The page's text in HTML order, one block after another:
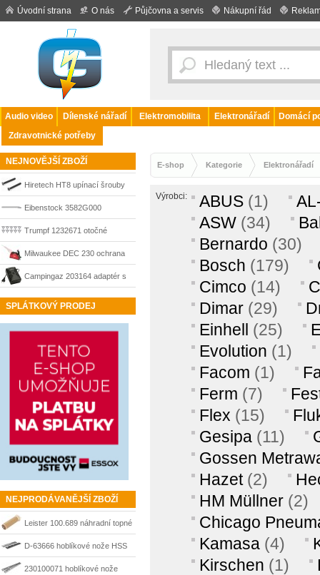
Úvodní strana O nás Půjčovna a servis Nákupní řád
Audio video Dílenské nářadí Elektromobilita Elektronářadí
Domácí
Zdravotnické potřeby
NEJNOVĚJŠÍ ZBOŽÍ
Hiretech HT8 upínací šrouby
lišty, 2 ks
Eibenstock 3582G000
nástavec pro pojízdný stojan
EBW 1300, prodloužení
pracovní výšky na 2,3 m
Trumpf 1232671 otočné
destičky ST Radius 3 pro
TruTool TKA 300 / 500 / 700,
Milwaukee DEC 230 ochrana
proti prachu pro úhlové brusky
180–230 mm, 4932459340
Campingaz 203164 adaptér s
usměrňovačem 230V/12V pro
SPLÁTKOVÝ PRODEJ
NEJPRODÁVANĚJŠÍ ZBOŽÍ
Leister 100.689 náhradní topné
těleso Typ 33 pro Triac S /
Diode S, 230 V - 1550 W
D-63666 hoblíkové nože HSS
170 mm Makita
230100071 hoblíkové nože
E-shop Kategorie Elektronářadí
Výrobci: ABUS (1)
ASW (34)
Bernardo (30)
Bosch (179)
Cimco (14)
Dimar (29)
Einhell (25)
Evolution (1)
Facom (1)
Ferm (7)
Flex (15)
Gesipa (11)
Gossen
Hazet (2)
HM Müllner (2)
Chicago
Kamasa (4)
Kirschen (1)